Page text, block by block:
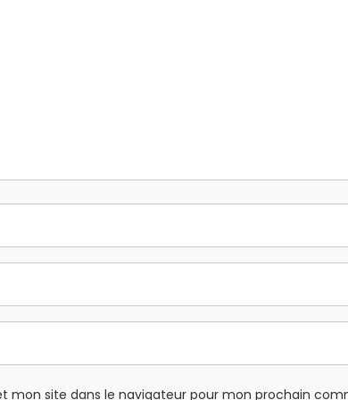
mon site dans le navigateur pour mon prochain